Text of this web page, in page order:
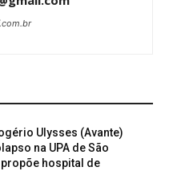
Ulysses (Avante)
na UPA de São
hospital de